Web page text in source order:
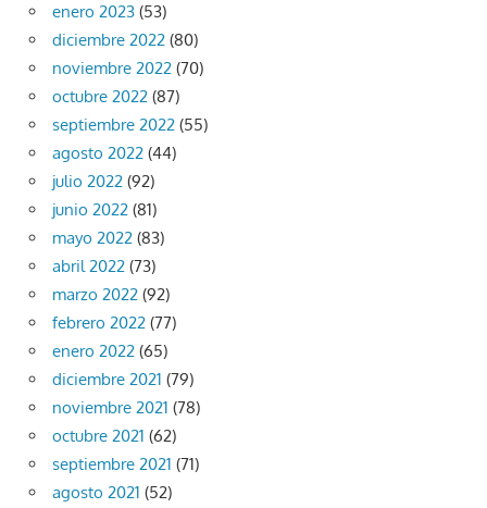
enero 2023 (53)
diciembre 2022 (80)
noviembre 2022 (70)
octubre 2022 (87)
septiembre 2022 (55)
agosto 2022 (44)
julio 2022 (92)
junio 2022 (81)
mayo 2022 (83)
abril 2022 (73)
marzo 2022 (92)
febrero 2022 (77)
enero 2022 (65)
diciembre 2021 (79)
noviembre 2021 (78)
octubre 2021 (62)
septiembre 2021 (71)
agosto 2021 (52)